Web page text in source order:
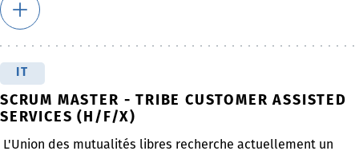
SCRUM MASTER - TRIBE CUSTOMER ASSISTED
SERVICES (H/F/X)
L'Union des mutualités libres recherche actuellement un